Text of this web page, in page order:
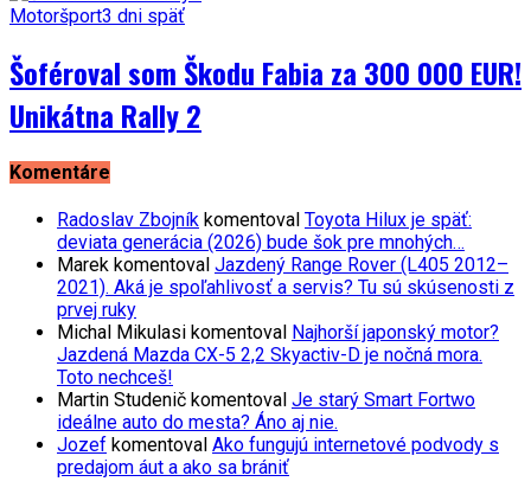
Motoršport3 dni späť
Šoféroval som Škodu Fabia za 300 000 EUR!
Unikátna Rally 2
Komentáre
Radoslav Zbojník komentoval Toyota Hilux je späť:
deviata generácia (2026) bude šok pre mnohých…
Marek komentoval Jazdený Range Rover (L405 2012–
2021). Aká je spoľahlivosť a servis? Tu sú skúsenosti z
prvej ruky
Michal Mikulasi komentoval Najhorší japonský motor?
Jazdená Mazda CX-5 2,2 Skyactiv-D je nočná mora.
Toto nechceš!
Martin Studenič komentoval Je starý Smart Fortwo
ideálne auto do mesta? Áno aj nie.
Jozef komentoval Ako fungujú internetové podvody s
predajom áut a ako sa brániť